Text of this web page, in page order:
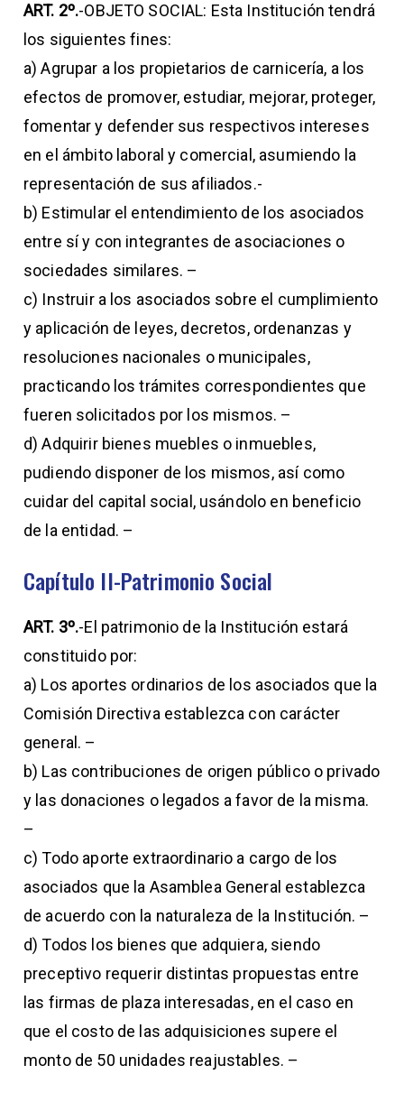
ART. 2º.-OBJETO SOCIAL: Esta Institución tendrá
los siguientes fines:
a) Agrupar a los propietarios de carnicería, a los
efectos de promover, estudiar, mejorar, proteger,
fomentar y defender sus respectivos intereses
en el ámbito laboral y comercial, asumiendo la
representación de sus afiliados.-
b) Estimular el entendimiento de los asociados
entre sí y con integrantes de asociaciones o
sociedades similares. –
c) Instruir a los asociados sobre el cumplimiento
y aplicación de leyes, decretos, ordenanzas y
resoluciones nacionales o municipales,
practicando los trámites correspondientes que
fueren solicitados por los mismos. –
d) Adquirir bienes muebles o inmuebles,
pudiendo disponer de los mismos, así como
cuidar del capital social, usándolo en beneficio
de la entidad. –
Capítulo II-Patrimonio Social
ART. 3º.-El patrimonio de la Institución estará
constituido por:
a) Los aportes ordinarios de los asociados que la
Comisión Directiva establezca con carácter
general. –
b) Las contribuciones de origen público o privado
y las donaciones o legados a favor de la misma.
–
c) Todo aporte extraordinario a cargo de los
asociados que la Asamblea General establezca
de acuerdo con la naturaleza de la Institución. –
d) Todos los bienes que adquiera, siendo
preceptivo requerir distintas propuestas entre
las firmas de plaza interesadas, en el caso en
que el costo de las adquisiciones supere el
monto de 50 unidades reajustables. –